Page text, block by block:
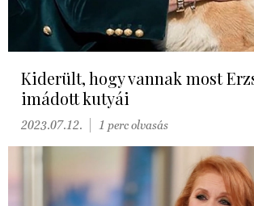
Kiderült, hogy vannak most
imádott kutyái
2023.07.12. 1 perc olvasás